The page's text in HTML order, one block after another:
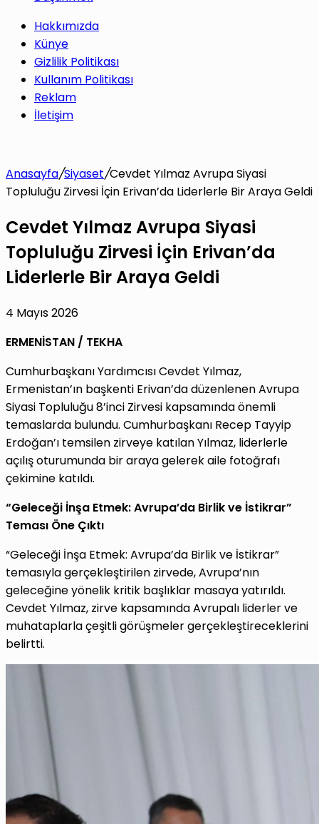
Hakkımızda
Künye
Gizlilik Politikası
Kullanım Politikası
Reklam
İletişim
Anasayfa/Siyaset/Cevdet Yılmaz Avrupa Siyasi
Topluluğu Zirvesi İçin Erivan’da Liderlerle Bir Araya Geldi
Cevdet Yılmaz Avrupa Siyasi
Topluluğu Zirvesi İçin Erivan’da
Liderlerle Bir Araya Geldi
4 Mayıs 2026
ERMENİSTAN / TEKHA
Cumhurbaşkanı Yardımcısı Cevdet Yılmaz,
Ermenistan’ın başkenti Erivan’da düzenlenen Avrupa
Siyasi Topluluğu 8’inci Zirvesi kapsamında önemli
temaslarda bulundu. Cumhurbaşkanı Recep Tayyip
Erdoğan’ı temsilen zirveye katılan Yılmaz, liderlerle
açılış oturumunda bir araya gelerek aile fotoğrafı
çekimine katıldı.
“Geleceği İnşa Etmek: Avrupa’da Birlik ve İstikrar”
Teması Öne Çıktı
“Geleceği İnşa Etmek: Avrupa’da Birlik ve İstikrar”
temasıyla gerçekleştirilen zirvede, Avrupa’nın
geleceğine yönelik kritik başlıklar masaya yatırıldı.
Cevdet Yılmaz, zirve kapsamında Avrupalı liderler ve
muhataplarla çeşitli görüşmeler gerçekleştireceklerini
belirtti.